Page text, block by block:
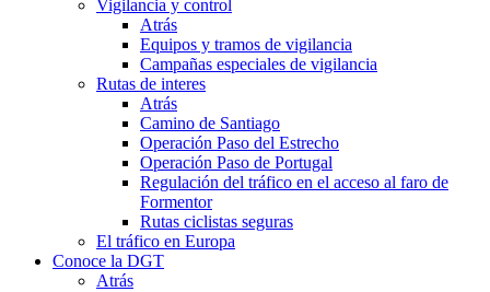
Vigilancia y control
Atrás
Equipos y tramos de vigilancia
Campañas especiales de vigilancia
Rutas de interes
Atrás
Camino de Santiago
Operación Paso del Estrecho
Operación Paso de Portugal
Regulación del tráfico en el acceso al faro de
Formentor
Rutas ciclistas seguras
El tráfico en Europa
Conoce la DGT
Atrás